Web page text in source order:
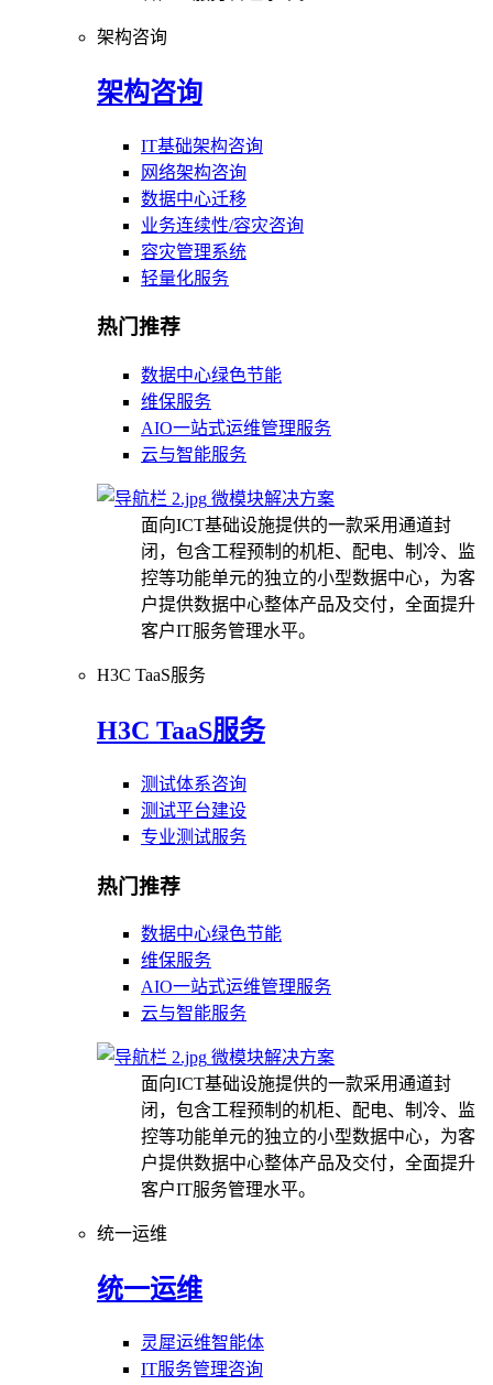
架构咨询
架构咨询
IT基础架构咨询
网络架构咨询
数据中心迁移
业务连续性/容灾咨询
容灾管理系统
轻量化服务
热门推荐
数据中心绿色节能
维保服务
AIO一站式运维管理服务
云与智能服务
微模块解决方案
面向ICT基础设施提供的一款采用通道封
闭，包含工程预制的机柜、配电、制冷、监
控等功能单元的独立的小型数据中心，为客
户提供数据中心整体产品及交付，全面提升
客户IT服务管理水平。
H3C TaaS服务
H3C TaaS服务
测试体系咨询
测试平台建设
专业测试服务
热门推荐
数据中心绿色节能
维保服务
AIO一站式运维管理服务
云与智能服务
微模块解决方案
面向ICT基础设施提供的一款采用通道封
闭，包含工程预制的机柜、配电、制冷、监
控等功能单元的独立的小型数据中心，为客
户提供数据中心整体产品及交付，全面提升
客户IT服务管理水平。
统一运维
统一运维
灵犀运维智能体
IT服务管理咨询